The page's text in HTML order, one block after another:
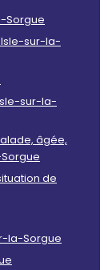
Sorgue
sur-la-
sur-la-
âgée,
de
la-Sorgue